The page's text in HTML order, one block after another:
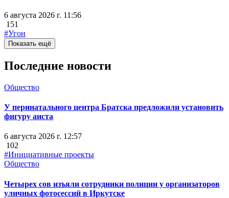
6 августа 2026 г. 11:56
151
#Угон
Показать ещё
Последние новости
Общество
У перинатального центра Братска предложили установить
фигуру аиста
6 августа 2026 г. 12:57
102
#Инициативные проекты
Общество
Четырех сов изъяли сотрудники полиции у организаторов
уличных фотосессий в Иркутске